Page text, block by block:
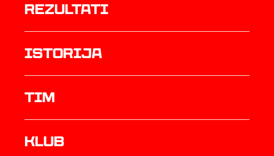
rezultati
istorija
TIM
Klub